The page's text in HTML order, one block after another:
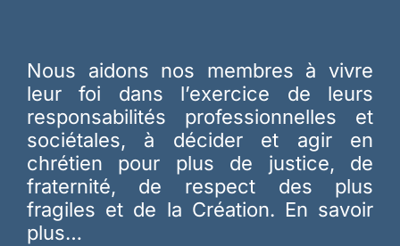
Nous aidons nos membres à vivre
leur foi dans l’exercice de leurs
responsabilités professionnelles et
sociétales, à décider et agir en
chrétien pour plus de justice, de
fraternité, de respect des plus
fragiles et de la Création. En savoir
plus…